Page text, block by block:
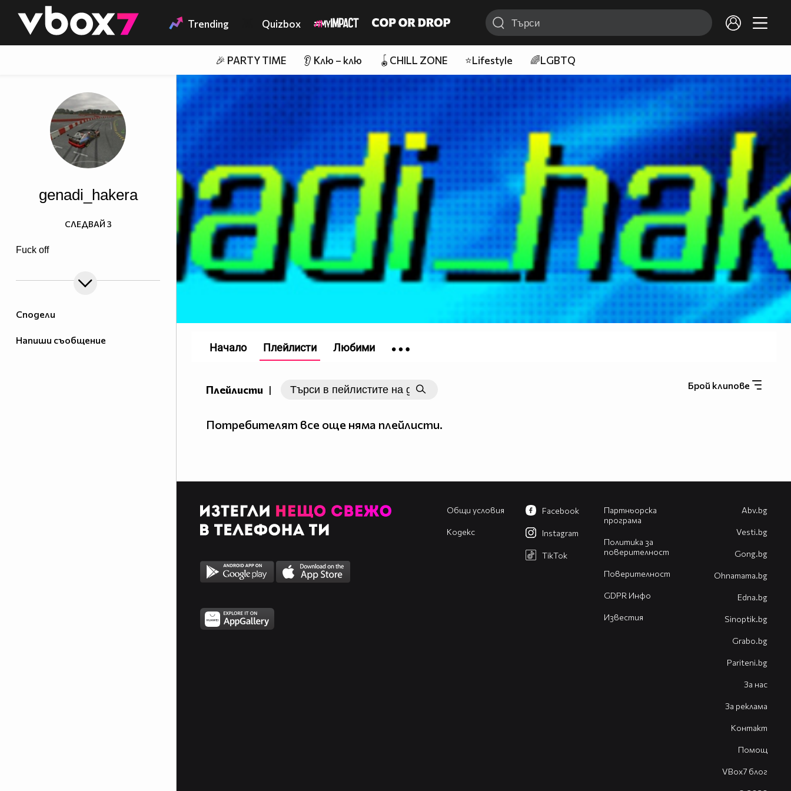
👾 Trending Quizbox
🎉 PARTY TIME 👂 Клю – клю 🪀CHILL ZONE ⭐Lifestyle 🌈LGBTQ
Сподели
Напиши съобщение
genadi_hakera
Fuck off
СЛЕДВАЙ 3
Плейлисти | Брой клипове
Потребителят все още няма плейлисти.
Начало Плейлисти Любими
Общи условия
Кодекс
Партньорска
програма
Политика за
поверителност
Поверителност
GDPR Инфо
Известия
Facebook
Instagram
TikTok
Abv.bg
Vesti.bg
Gong.bg
Оhnamama.bg
Edna.bg
Sinoptik.bg
Grabo.bg
Pariteni.bg
За нас
За реклама
Контакт
Помощ
VBox7 блог